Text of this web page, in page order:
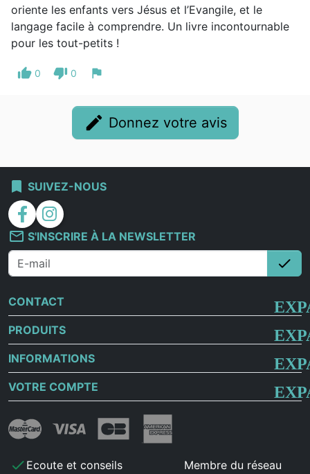
oriente les enfants vers Jésus et l’Evangile, et le
langage facile à comprendre. Un livre incontournable
pour les tout-petits !
thumb_up 0 thumb_down 0 flag
edit Donnez votre avis
bookmark SUIVEZ-NOUS
facebook
instagram
mail_outline S'INSCRIRE À LA NEWSLETTER
check
CONTACT
PRODUITS
INFORMATIONS
VOTRE COMPTE
check Ecoute et conseils Membre du réseau